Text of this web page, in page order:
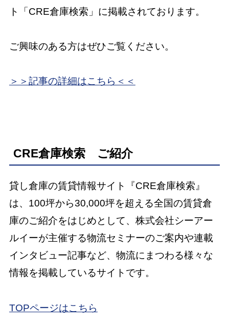
ト「CRE倉庫検索」に掲載されております。
ご興味のある方はぜひご覧ください。
＞＞記事の詳細はこちら＜＜
CRE倉庫検索 ご紹介
貸し倉庫の賃貸情報サイト『CRE倉庫検索』
は、100坪から30,000坪を超える全国の賃貸倉
庫のご紹介をはじめとして、株式会社シーアー
ルイーが主催する物流セミナーのご案内や連載
インタビュー記事など、物流にまつわる様々な
情報を掲載しているサイトです。
TOPページはこちら